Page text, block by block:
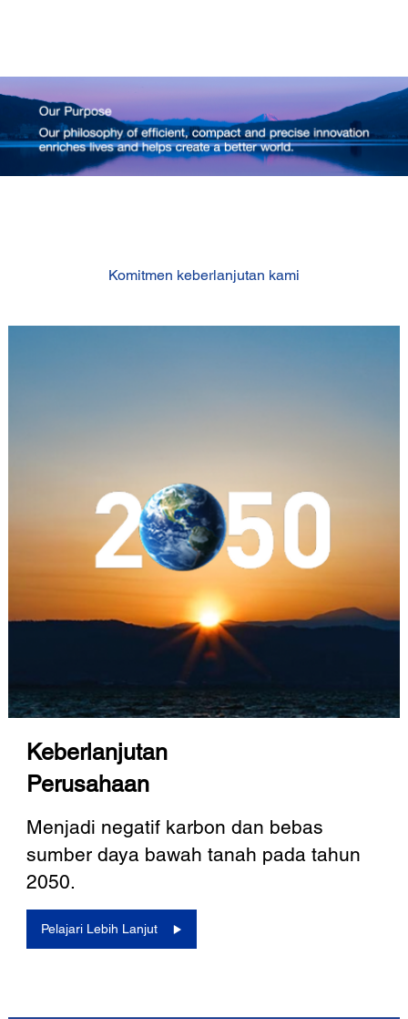
Komitmen keberlanjutan kami
Keberlanjutan
Perusahaan
Menjadi negatif karbon dan bebas
sumber daya bawah tanah pada tahun
2050.
Pelajari Lebih Lanjut